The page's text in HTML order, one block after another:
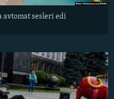
avtomat sesleri edi